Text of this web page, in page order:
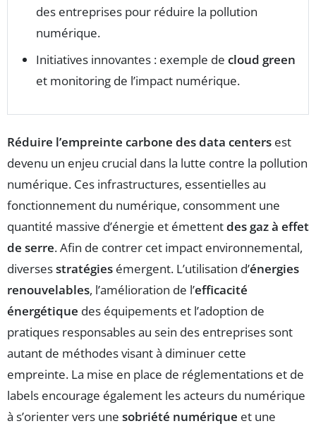
des entreprises pour réduire la pollution
numérique.
Initiatives innovantes : exemple de cloud green
et monitoring de l’impact numérique.
Réduire l’empreinte carbone des data centers est
devenu un enjeu crucial dans la lutte contre la pollution
numérique. Ces infrastructures, essentielles au
fonctionnement du numérique, consomment une
quantité massive d’énergie et émettentdes gaz à effet
de serre. Afin de contrer cet impact environnemental,
diversesstratégies émergent. L’utilisation d’énergies
renouvelables, l’amélioration de l’efficacité
énergétique des équipements et l’adoption de
pratiques responsables au sein des entreprises sont
autant de méthodes visant à diminuer cette
empreinte. La mise en place de réglementations et de
labels encourage également les acteurs du numérique
à s’orienter vers une sobriété numérique et une